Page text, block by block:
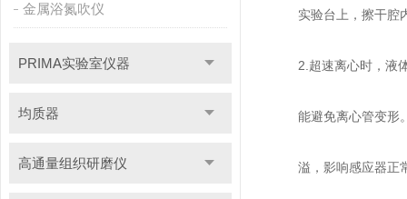
金属浴氮吹仪
PRIMA实验室仪器
均质器
高通量组织研磨仪
实验台上，擦干腔内
2.超速离心时，液体
能避免离心管变形。
溢，影响感应器正